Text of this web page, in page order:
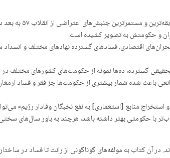
با وجود گذشت حدود ۲ ماه از زمان آغاز اعتراضات سراسری در ایران
و حکومتش به تصویر کشیده است.
اقتصادی، فساد‌های گسترده نهادهای مختلف و
گسترده، ده‌ها نمونه از حکومت‌های کشورهای مختلف
باعث شده شمار بیشتری از حکومت‌ها جز فقر و فساد
منابع [استعماری] به نفع نخبگان وفادار رژیم»
با حکومتی‌ بهتر داشته باشد، هرچند به باور سال‌های
آن کتاب به مولفه‌های گوناگونی از رانت تا فساد در